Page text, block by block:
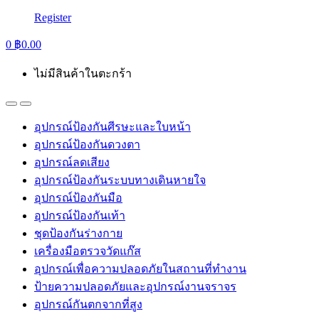
Register
0 ฿0.00
ไม่มีสินค้าในตะกร้า
อุปกรณ์ป้องกันศีรษะและใบหน้า
อุปกรณ์ป้องกันดวงตา
อุปกรณ์ลดเสียง
อุปกรณ์ป้องกันระบบทางเดินหายใจ
อุปกรณ์ป้องกันมือ
อุปกรณ์ป้องกันเท้า
ชุดป้องกันร่างกาย
เครื่องมือตรวจวัดแก๊ส
อุปกรณ์เพื่อความปลอดภัยในสถานที่ทำงาน
ป้ายความปลอดภัยและอุปกรณ์งานจราจร
อุปกรณ์กันตกจากที่สูง